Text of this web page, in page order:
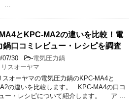
…
とKPC-MA2の違いを比較！電
鍋口コミレビュー・レシピを調査
07/30 -電気圧力鍋
スオーヤマ
スオーヤマの電気圧力鍋のKPC-MA4と
の違いを比較します。 KPC-MA4の口コ
ー・レシピについて紹介します。 ア …